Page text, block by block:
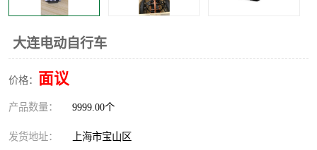
大连电动自行车
价格： 面议
产品数量： 9999.00个
发货地址： 上海市宝山区